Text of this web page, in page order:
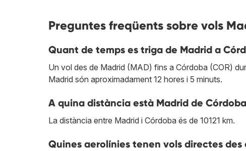
Preguntes freqüents sobre vols
Quant de temps es triga de Madrid a
Un vol des de Madrid (MAD) fins a Córdoba (COR)
Madrid són aproximadament 12 hores i 5 minuts.
A quina distància està Madrid de
La distància entre Madrid i Córdoba és de 10121 km.
Quines aerolínies tenen vols directes des